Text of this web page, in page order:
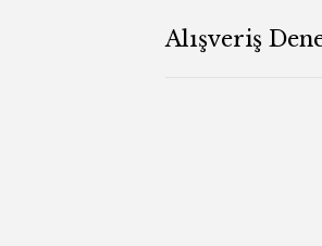
Alışveriş